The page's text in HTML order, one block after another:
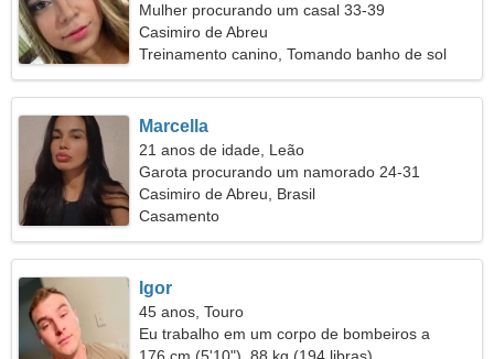
Mulher procurando um casal 33-39
Casimiro de Abreu
Treinamento canino, Tomando banho de sol
Marcella
21 anos de idade, Leão
Garota procurando um namorado 24-31
Casimiro de Abreu, Brasil
Casamento
Igor
45 anos, Touro
Eu trabalho em um corpo de bombeiros a